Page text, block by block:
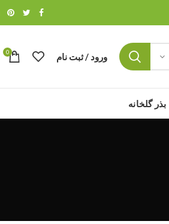
ورود / ثبت نام 0
بذر گلخانه